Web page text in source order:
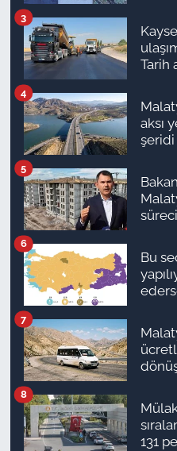
Tarih
3
aksı
şeridi
4
planı
5
Bu
6
7
131
8